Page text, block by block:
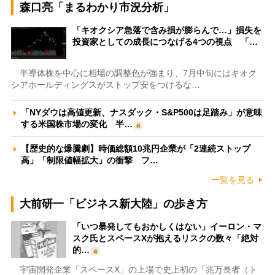
森口亮「まるわかり市況分析」
「キオクシア急落で含み損が膨らんで…」損失を
投資家としての成長につなげる4つの視点 「…
半導体株を中心に相場の調整色が強まり、7月中旬にはキオク
シアホールディングスがストップ安をつけるな…
「NYダウは高値更新、ナスダック・S&P500は足踏み」が意味
する米国株市場の変化 半…
【歴史的な爆騰劇】時価総額10兆円企業が「2連続ストップ
高」「制限値幅拡大」の衝撃 フ…
一覧を見る
大前研一「ビジネス新大陸」の歩き方
「いつ暴発してもおかしくはない」イーロン・マ
スク氏とスペースXが抱えるリスクの数々「絶対
的…
宇宙開発企業「スペースX」の上場で史上初の「兆万長者（ト